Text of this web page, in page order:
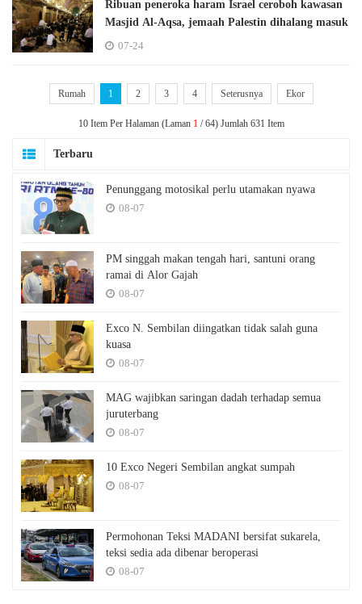
Ribuan peneroka haram Israel ceroboh kawasan
Masjid Al-Aqsa, jemaah Palestin dihalang masuk
07-24
Rumah 1 2 3 4 Seterusnya Ekor
10 Item Per Halaman (Laman 1/ 64) Jumlah 631 Item
Terbaru
Penunggang motosikal perlu utamakan nyawa
08-07
PM singgah makan tengah hari, santuni orang
ramai di Alor Gajah
08-07
Exco N. Sembilan diingatkan tidak salah guna
kuasa
08-07
MAG wajibkan saringan dadah terhadap semua
juruterbang
08-07
10 Exco Negeri Sembilan angkat sumpah
08-07
Permohonan Teksi MADANI bersifat sukarela,
teksi sedia ada dibenar beroperasi
08-07